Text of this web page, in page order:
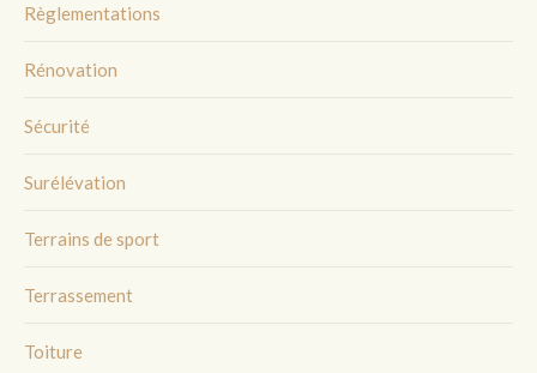
Règlementations
Rénovation
Sécurité
Surélévation
Terrains de sport
Terrassement
Toiture